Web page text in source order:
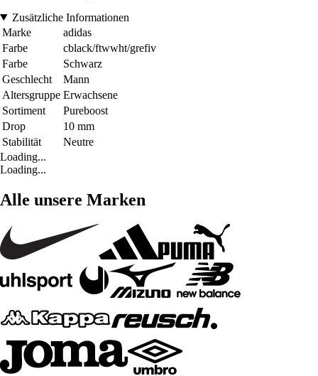
Zusätzliche Informationen
Marke
adidas
Farbe
cblack/ftwwht/grefiv
Farbe
Schwarz
Geschlecht
Mann
Altersgruppe Erwachsene
Sortiment
Pureboost
Drop
10 mm
Stabilität
Neutre
Loading...
Loading...
Alle unsere Marken